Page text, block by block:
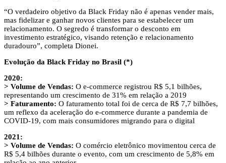
“O verdadeiro objetivo da Black Friday não é apenas vender mais,
mas fidelizar e ganhar novos clientes para se estabelecer um
relacionamento. O segredo é transformar o desconto em
investimento estratégico, visando retenção e relacionamento
duradouro”, completa Dionei.
Evolução da Black Friday no Brasil (*)
2020:
> Volume de Vendas: O e-commerce registrou R$ 5,1 bilhões,
representando um crescimento de 31% em relação a 2019
> Faturamento: O faturamento total foi de cerca de R$ 7,7 bilhões,
um reflexo da aceleração do e-commerce durante a pandemia de
COVID-19, com mais consumidores migrando para o digital
2021:
> Volume de Vendas: O comércio eletrônico movimentou cerca de
R$ 5,4 bilhões durante o evento, com um crescimento de 5,8% em